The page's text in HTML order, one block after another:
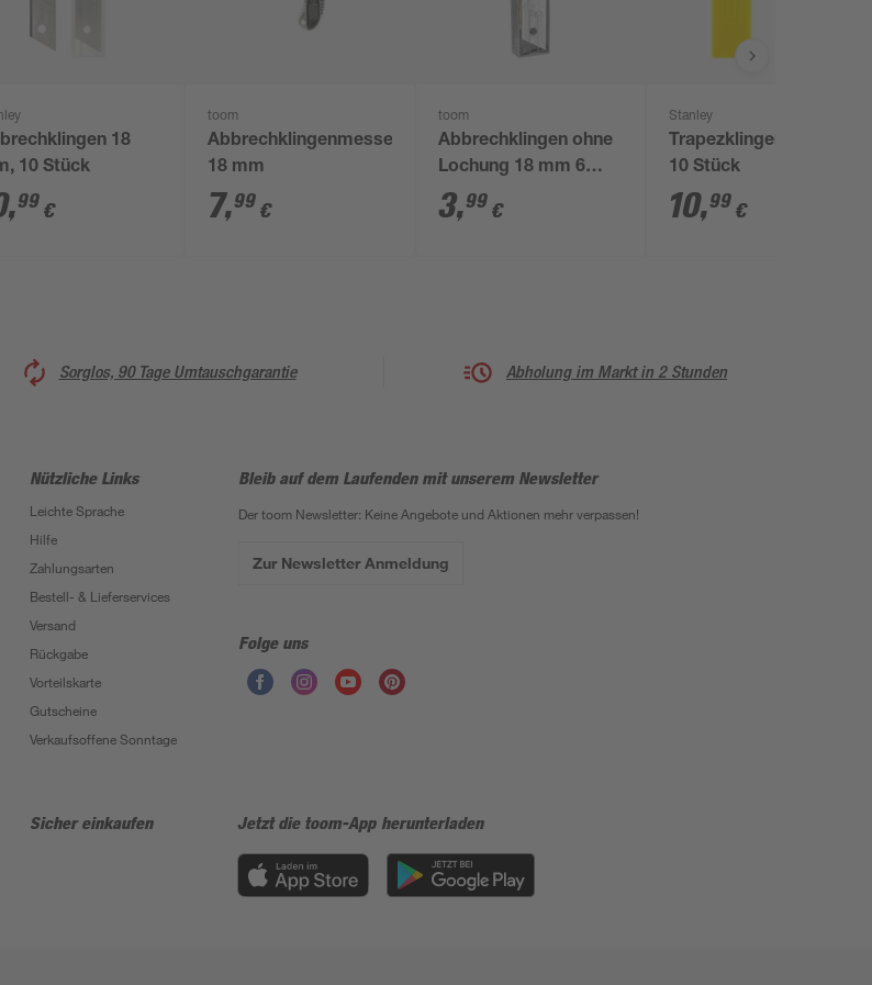
18
10 Stück
,99 €
toom
Abbrechklingenmesser
18 mm
7,99 €
toom
Abbrechklingen ohne
Lochung 18 mm 6
Stück
3,99 €
Stanley
Trapezklingen 25 mm
10 Stück
10,99 €
Sorglos, 90 Tage Umtauschgarantie Abholung im Markt in 2 Stunden
Nützliche Links
Leichte Sprache
Hilfe
Zahlungsarten
Bestell- & Lieferservices
Versand
Rückgabe
Vorteilskarte
Gutscheine
Verkaufsoffene Sonntage
Bleib auf dem Laufenden mit unserem Newsletter
Der toom Newsletter: Keine Angebote und Aktionen mehr verpassen!
Zur Newsletter Anmeldung
Folge uns
Sicher einkaufen Jetzt die toom-App herunterladen